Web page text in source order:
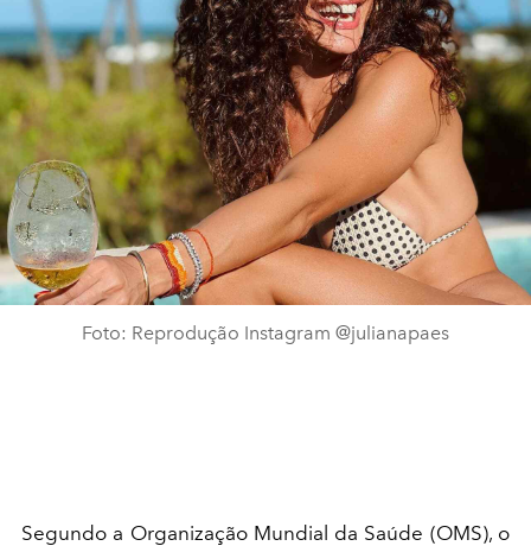
Foto: Reprodução Instagram @julianapaes
Segundo a Organização Mundial da Saúde (OMS), o